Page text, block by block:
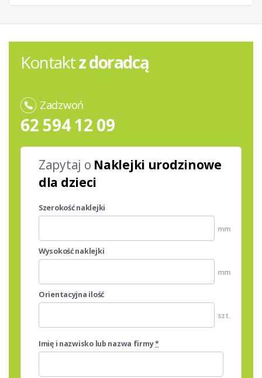
Kontaktz doradcą
Zadzwoń
62 594 12 09
Zapytaj o Naklejki urodzinowe
dla dzieci
Szerokość naklejki
mm
Wysokość naklejki
mm
Orientacyjna ilość
szt.
Imię i nazwisko lub nazwa firmy*